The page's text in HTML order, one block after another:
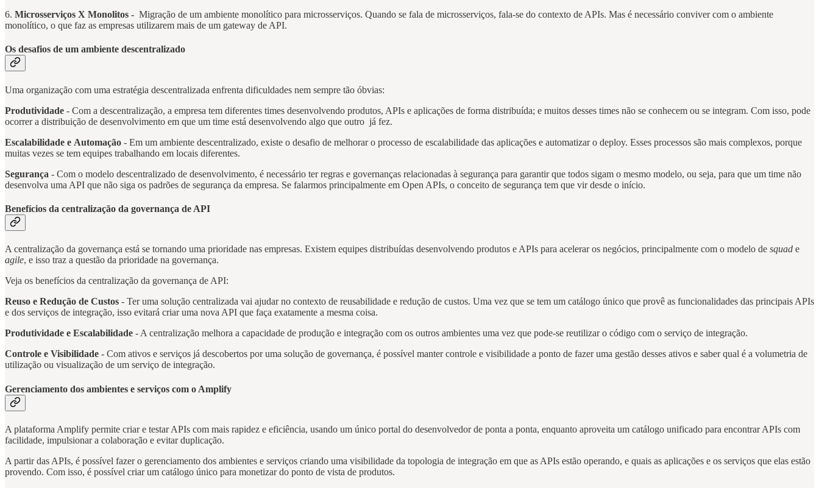
6. Microsserviços X Monolitos - Migração de um ambiente monolítico para microsserviços. Quando se fala de microsserviços, fala-se do contexto de APIs. Mas é necessário conviver com o ambiente
monolítico, o que faz as empresas utilizarem mais de um gateway de API.
Os desafios de um ambiente descentralizado
Uma organização com uma estratégia descentralizada enfrenta dificuldades nem sempre tão óbvias:
Produtividade - Com a descentralização, a empresa tem diferentes times desenvolvendo produtos, APIs e aplicações de forma distribuída; e muitos desses times não se conhecem ou se integram. Com isso, pode
ocorrer a distribuição de desenvolvimento em que um time está desenvolvendo algo que outro já fez.
Escalabilidade e Automação - Em um ambiente descentralizado, existe o desafio de melhorar o processo de escalabilidade das aplicações e automatizar o deploy. Esses processos são mais complexos, porque
muitas vezes se tem equipes trabalhando em locais diferentes.
Segurança - Com o modelo descentralizado de desenvolvimento, é necessário ter regras e governanças relacionadas à segurança para garantir que todos sigam o mesmo modelo, ou seja, para que um time não
desenvolva uma API que não siga os padrões de segurança da empresa. Se falarmos principalmente em Open APIs, o conceito de segurança tem que vir desde o início.
Benefícios da centralização da governança de API
A centralização da governança está se tornando uma prioridade nas empresas. Existem equipes distribuídas desenvolvendo produtos e APIs para acelerar os negócios, principalmente com o modelo de squad e
agile, e isso traz a questão da prioridade na governança.
Veja os benefícios da centralização da governança de API:
Reuso e Redução de Custos - Ter uma solução centralizada vai ajudar no contexto de reusabilidade e redução de custos. Uma vez que se tem um catálogo único que provê as funcionalidades das principais APIs
e dos serviços de integração, isso evitará criar uma nova API que faça exatamente a mesma coisa.
Produtividade e Escalabilidade - A centralização melhora a capacidade de produção e integração com os outros ambientes uma vez que pode-se reutilizar o código com o serviço de integração.
Controle e Visibilidade - Com ativos e serviços já descobertos por uma solução de governança, é possível manter controle e visibilidade a ponto de fazer uma gestão desses ativos e saber qual é a volumetria de
utilização ou visualização de um serviço de integração.
Gerenciamento dos ambientes e serviços com o Amplify
A plataforma Amplify permite criar e testar APIs com mais rapidez e eficiência, usando um único portal do desenvolvedor de ponta a ponta, enquanto aproveita um catálogo unificado para encontrar APIs com
facilidade, impulsionar a colaboração e evitar duplicação.
A partir das APIs, é possível fazer o gerenciamento dos ambientes e serviços criando uma visibilidade da topologia de integração em que as APIs estão operando, e quais as aplicações e os serviços que elas estão
provendo. Com isso, é possível criar um catálogo único para monetizar do ponto de vista de produtos.